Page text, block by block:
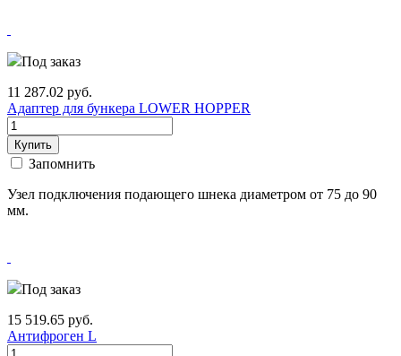
Под заказ
11 287.02 руб.
Адаптер для бункера LOWER HOPPER
Купить
Запомнить
Узел подключения подающего шнека диаметром от 75 до 90
мм.
Под заказ
15 519.65 руб.
Антифроген L